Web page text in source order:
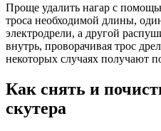
Проще удалить нагар с
троса необходимой длины,
электродрели, а другой
внутрь, проворачивая трос
некоторых случаях получают
Как снять и
скутера